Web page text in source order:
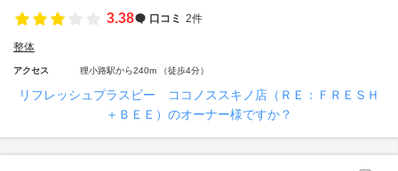
3.38
口コミ 2件
整体
アクセス 狸小路駅から240m （徒歩4分）
リフレッシュプラスビー ココノススキノ店（ＲＥ：ＦＲＥＳＨ
＋ＢＥＥ）のオーナー様ですか？